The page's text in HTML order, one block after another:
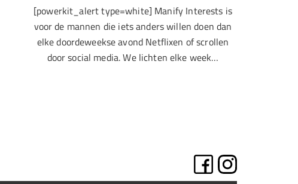
[powerkit_alert type=white] Manify Interests is
voor de mannen die iets anders willen doen dan
elke doordeweekse avond Netflixen of scrollen
door social media. We lichten elke week…